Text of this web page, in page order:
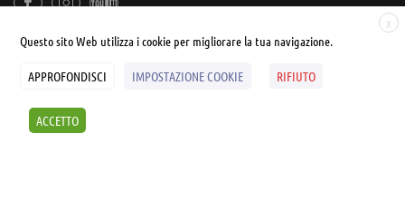
Sintesi e liberatorie
X
Questo sito Web utilizza i cookie per migliorare la tua navigazione.
APPROFONDISCI IMPOSTAZIONE COOKIE RIFIUTO
ACCETTO